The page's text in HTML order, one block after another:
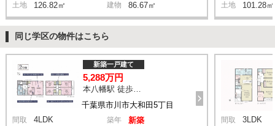
土地 126.82㎡ 建物 86.67㎡ 土地 101.28㎡
同じ学区の物件はこちら
千葉県市川市大和田5丁目
新築一戸建て
5,288万円
本八幡駅 徒歩20分
間取 4LDK 築年 新築 間取 3LDK